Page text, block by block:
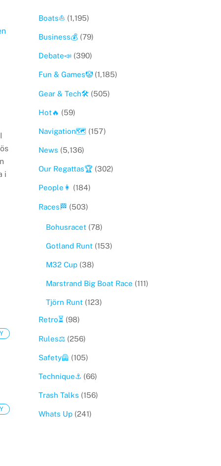
i
Boats⛵️ (1,195)
Business💰 (79)
Debate📣(390)
Fun & Games🤡(1,185)
Gear & Tech🛠 (505)
Hot🔥 (59)
Navigation🗺 (157)
News (5,136)
Our Regattas🏆 (302)
People👩 (184)
Races🏁 (503)
Bohusracet(78)
Gotland Runt(153)
M32 Cup(38)
Marstrand Big Boat Race (111)
Tjörn Runt(123)
Retro⏳(98)
Rules⚖️(256)
Safety🦺 (105)
Technique⚓️ (66)
Trash Talks (156)
Whats Up(241)